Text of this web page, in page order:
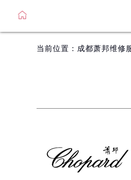
当前位置： 成都萧邦维修